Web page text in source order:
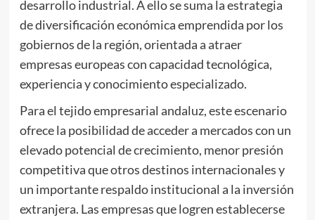
desarrollo industrial. A ello se suma la estrategia
de diversificación económica emprendida por los
gobiernos de la región, orientada a atraer
empresas europeas con capacidad tecnológica,
experiencia y conocimiento especializado.
Para el tejido empresarial andaluz, este escenario
ofrece la posibilidad de acceder a mercados con un
elevado potencial de crecimiento, menor presión
competitiva que otros destinos internacionales y
un importante respaldo institucional a la inversión
extranjera. Las empresas que logren establecerse